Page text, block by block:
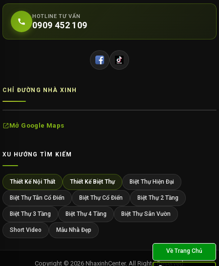
HOTLINE TƯ VẤN
0909 452 109
CHỈ ĐƯỜNG NHÀ XINH
Mở Google Maps
XU HƯỚNG TÌM KIẾM
Thiết Kế Nội Thất Thiết Kế Biệt Thự Biệt Thự Hiện Đại
Biệt Thự Tân Cổ Điển Biệt Thự Cổ Điển Biệt Thự 2 Tầng
Biệt Thự 3 Tầng Biệt Thự 4 Tầng Biệt Thự Sân Vườn
Short Video Mẫu Nhà Đẹp
Copyright © 2026 NhaxinhCenter. All Rights Reserved.